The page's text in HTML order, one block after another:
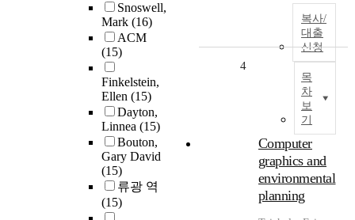
Snoswell,
Mark (16)
ACM
(15)
Finkelstein,
Ellen (15)
Dayton,
Linnea (15)
Bouton,
Gary David
(15)
류광 역
(15)
복사/
대출
신청
목
차
보
기
4
Computer
graphics and
environmental
planning